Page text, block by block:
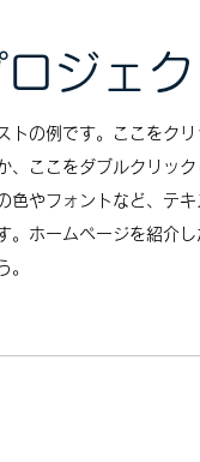
ロジェ
トの例です。ここをク
、ここをダブルクリッ
色やフォントなど、テ
。ホームページを紹介
。